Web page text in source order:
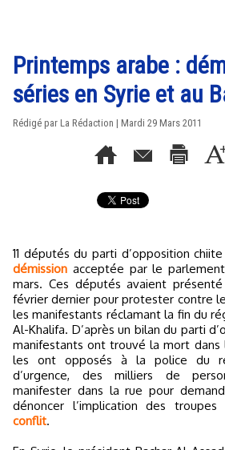
Printemps arabe :
séries en Syrie et au
Rédigé par La Rédaction | Mardi 29 Mars 2011
11 députés du parti d’opposition
démission acceptée par le
mars. Ces députés avaient
février dernier pour protester contre
les manifestants réclamant la fin du
Al-Khalifa. D’après un bilan du parti
manifestants ont trouvé la mort dans
les ont opposés à la police du
d’urgence, des milliers de
manifester dans la rue pour
dénoncer l’implication des troupes
conflit.